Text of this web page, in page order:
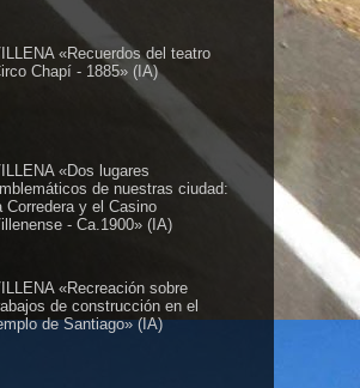
CUÉNTAME ......
«Recuerdos del teatro
Chapí - 1885» (IA)
«Dos lugares
de nuestras ciudad:
Corredera y el Casino
- Ca.1900» (IA)
«Recreación sobre
de construcción en el
de Santiago» (IA)